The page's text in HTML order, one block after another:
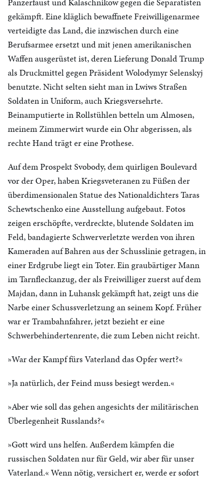
gekämpft. Eine kläglich bewaffnete Freiwilligenarmee
verteidigte das Land, die inzwischen durch eine
Berufsarmee ersetzt und mit jenen amerikanischen
Waffen ausgerüstet ist, deren Lieferung Donald Trump
als Druckmittel gegen Präsident Wolodymyr Selenskyj
benutzte. Nicht selten sieht man in Lwiws Straßen
Soldaten in Uniform, auch Kriegsversehrte.
Beinamputierte in Rollstühlen betteln um Almosen,
meinem Zimmerwirt wurde ein Ohr abgerissen, als
rechte Hand trägt er eine Prothese.
Auf dem Prospekt Svobody, dem quirligen Boulevard
vor der Oper, haben Kriegsveteranen zu Füßen der
überdimensionalen Statue des Nationaldichters Taras
Schewtschenko eine Ausstellung aufgebaut. Fotos
zeigen erschöpfte, verdreckte, blutende Soldaten im
Feld, bandagierte Schwerverletzte werden von ihren
Kameraden auf Bahren aus der Schusslinie getragen, in
einer Erdgrube liegt ein Toter. Ein graubärtiger Mann
im Tarnfleckanzug, der als Freiwilliger zuerst auf dem
Majdan, dann in Luhansk gekämpft hat, zeigt uns die
Narbe einer Schussverletzung an seinem Kopf. Früher
war er Trambahnfahrer, jetzt bezieht er eine
Schwerbehindertenrente, die zum Leben nicht reicht.
»War der Kampf fürs Vaterland das Opfer wert?«
»Ja natürlich, der Feind muss besiegt werden.«
»Aber wie soll das gehen angesichts der militärischen
Überlegenheit Russlands?«
»Gott wird uns helfen. Außerdem kämpfen die
russischen Soldaten nur für Geld, wir aber für unser
Vaterland.« Wenn nötig, versichert er, werde er sofort